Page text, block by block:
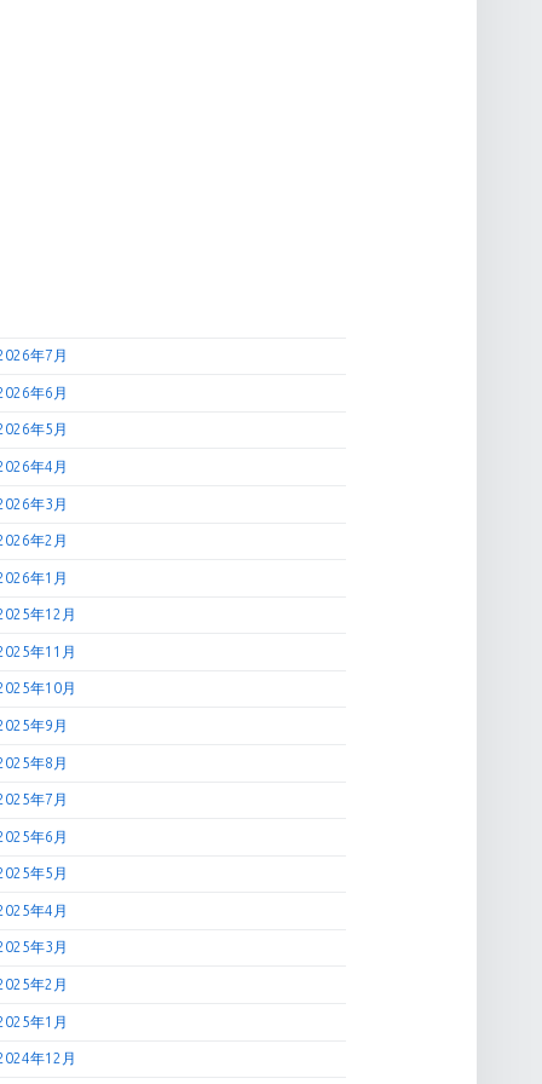
年7月
年6月
年5月
年4月
年3月
年2月
年1月
年12月
年11月
年10月
年9月
年8月
年7月
年6月
年5月
年4月
年3月
年2月
年1月
年12月